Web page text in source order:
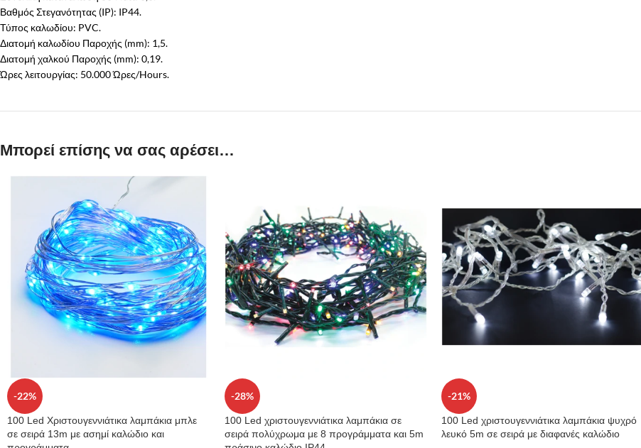
Βαθμός Στεγανότητας (IP): IP44.
Τύπος καλωδίου: PVC.
Διατομή καλωδίου Παροχής (mm): 1,5.
Διατομή χαλκού Παροχής (mm): 0,19.
Ώρες λειτουργίας: 50.000 Ώρες/Hours.
Μπορεί επίσης να σας αρέσει…
-22%
100 Led Χριστουγεννιάτικα λαμπάκια μπλε
σε σειρά 13m με ασημί καλώδιο και
-28%
100 Led χριστουγεννιάτικα λαμπάκια σε
σειρά πολύχρωμα με 8 προγράμματα και 5m
-21%
100 Led χριστουγεννιάτικα λαμπάκια ψυχρό
λευκό 5m σε σειρά με διαφανές καλώδιο